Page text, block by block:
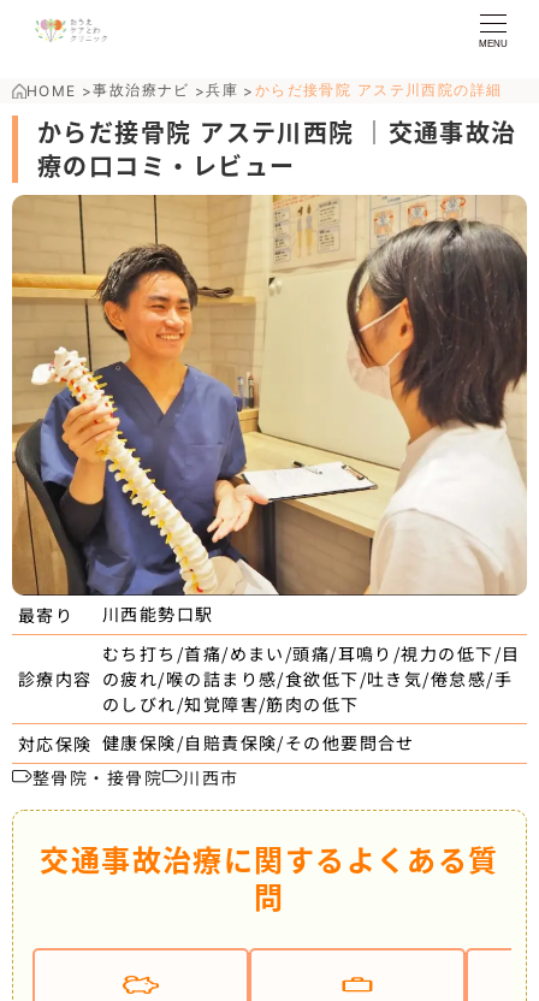
MENU
HOME >事故治療ナビ >兵庫 > からだ接骨院 アステ川西院の詳細
からだ接骨院 アステ川西院 ｜交通事故治
療の口コミ・レビュー
最寄り 川西能勢口駅
診療内容
むち打ち/首痛/めまい/頭痛/耳鳴り/視力の低下/目
の疲れ/喉の詰まり感/食欲低下/吐き気/倦怠感/手
のしびれ/知覚障害/筋肉の低下
対応保険 健康保険/自賠責保険/その他要問合せ
整骨院・接骨院
川西市
交通事故治療に関するよくある質
問